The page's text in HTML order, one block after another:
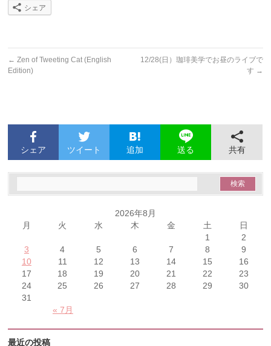
シェア
← Zen of Tweeting Cat (English
Edition)
12/28(日）珈琲美学でお昼のライブで
す →
シェア ツイート 追加 送る 共有
2026年8月
月
火 水 木 金 土 日
« 7月
1
2
3
4 5 6 7 8
9
10
11 12 13 14 15
16
17
18 19 20 21 22
23
24
25 26 27 28 29
30
31
最近の投稿